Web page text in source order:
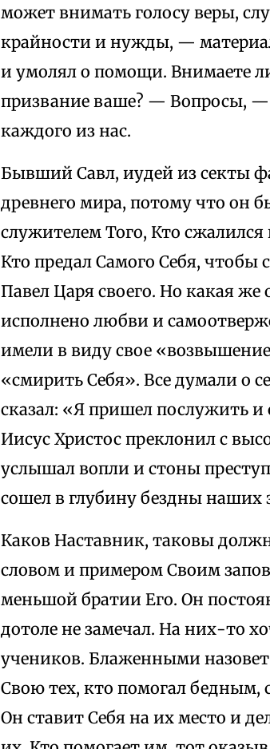
может внимать голосу веры,
крайности и нужды, —
и умолял о помощи. Внимаете
призвание ваше? — Вопросы, —
каждого из нас.
Бывший Савл, иудей из секты
древнего мира, потому что он
служителем Того, Кто
Кто предал Самого Себя, чтобы
Павел Царя своего. Но какая же
исполнено любви и
имели в виду свое
«смирить Себя». Все думали о
сказал: «Я пришел послужить
Иисус Христос преклонил с
услышал вопли и стоны
сошел в глубину бездны наших
Каков Наставник, таковы
словом и примером Своим
меньшой братии Его. Он
дотоле не замечал. На них-то
учеников. Блаженными назовет
Свою тех, кто помогал
Он ставит Себя на их место и